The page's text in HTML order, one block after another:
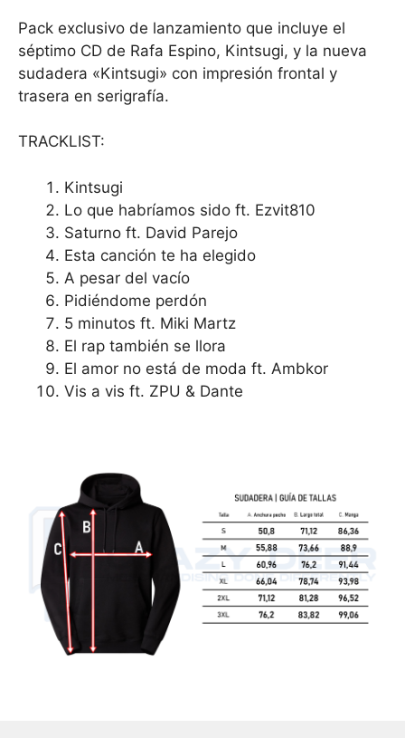
Pack exclusivo de lanzamiento que incluye el
séptimo CD de Rafa Espino, Kintsugi, y la nueva
sudadera «Kintsugi» con impresión frontal y
trasera en serigrafía.
TRACKLIST:
Kintsugi
Lo que habríamos sido ft. Ezvit810
Saturno ft. David Parejo
Esta canción te ha elegido
A pesar del vacío
Pidiéndome perdón
5 minutos ft. Miki Martz
El rap también se llora
El amor no está de moda ft. Ambkor
Vis a vis ft. ZPU & Dante